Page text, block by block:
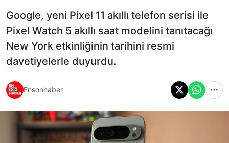
Google, yeni Pixel 11 akıllı telefon serisi ile
Pixel Watch 5 akıllı saat modelini tanıtacağı
New York etkinliğinin tarihini resmi
davetiyelerle duyurdu.
Ensonhaber